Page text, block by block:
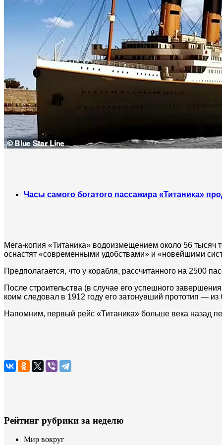
Часы самого богатого пассажира «Титаника»
Мега-копия «Титаника» водоизмещением около 56 тысяч
оснастят «современными удобствами» и «новейшими
Предполагается, что у корабля, рассчитанного на 2500
После строительства (в случае его успешного
коим следовал в 1912 году его затонувший прототип —
Напомним, первый рейс «Титаника» больше века назад
Рейтинг рубрики за неделю
Мир вокруг